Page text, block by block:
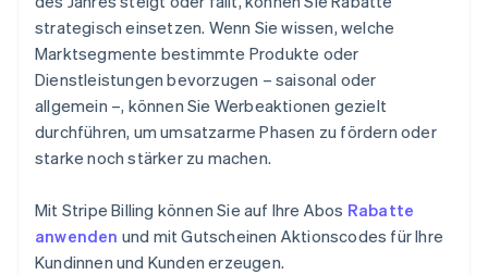
strategisch einsetzen. Wenn Sie wissen, welche
Marktsegmente bestimmte Produkte oder
Dienstleistungen bevorzugen – saisonal oder
allgemein –, können Sie Werbeaktionen gezielt
durchführen, um umsatzarme Phasen zu fördern oder
starke noch stärker zu machen.
Mit Stripe Billing können Sie auf Ihre Abos Rabatte
anwenden und mit Gutscheinen Aktionscodes für Ihre
Kundinnen und Kunden erzeugen.